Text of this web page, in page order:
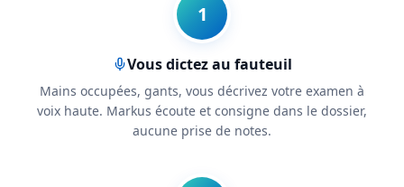
1
Vous dictez au fauteuil
Mains occupées, gants, vous décrivez votre examen à
voix haute. Markus écoute et consigne dans le dossier,
aucune prise de notes.